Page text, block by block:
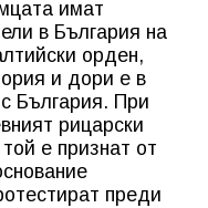
имат
в България на
орден,
и дори е в
България. При
рицарски
е признат от
преди